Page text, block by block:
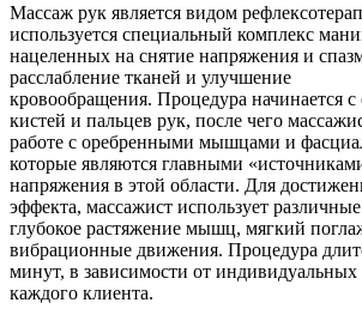
Массаж рук является видом
используется специальный комплекс
нацеленных на снятие напряжения и
расслабление тканей и улучшение
кровообращения. Процедура начинается
кистей и пальцев рук, после чего
работе с оребренными мышцами и
которые являются главными
напряжения в этой области. Для
эффекта, массажист использует
глубокое растяжение мышц, мягкий
вибрационные движения. Процедура
минут, в зависимости от индивидуальных
каждого клиента.